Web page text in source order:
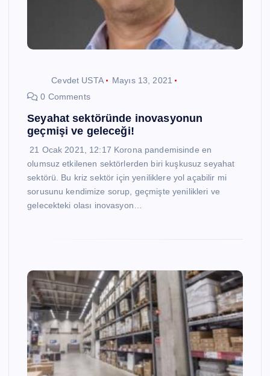
Cevdet USTA
Mayıs 13, 2021
0 Comments
Seyahat sektöründe inovasyonun
geçmişi ve geleceği!
21 Ocak 2021, 12:17 Korona pandemisinde en
olumsuz etkilenen sektörlerden biri kuşkusuz seyahat
sektörü. Bu kriz sektör için yeniliklere yol açabilir mi
sorusunu kendimize sorup, geçmişte yenilikleri ve
gelecekteki olası inovasyon…